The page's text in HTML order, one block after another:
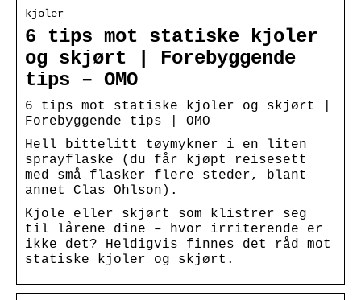
kjoler
6 tips mot statiske kjoler
og skjørt | Forebyggende
tips – OMO
6 tips mot statiske kjoler og skjørt |
Forebyggende tips | OMO
Hell bittelitt tøymykner i en liten
sprayflaske (du får kjøpt reisesett
med små flasker flere steder, blant
annet Clas Ohlson).
Kjole eller skjørt som klistrer seg
til lårene dine – hvor irriterende er
ikke det? Heldigvis finnes det råd mot
statiske kjoler og skjørt.